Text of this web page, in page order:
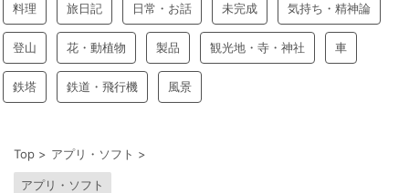
料理 旅日記 日常・お話 未完成 気持ち・精神論
登山 花・動植物 製品 観光地・寺・神社 車
鉄塔 鉄道・飛行機 風景
Top > アプリ・ソフト >
アプリ・ソフト